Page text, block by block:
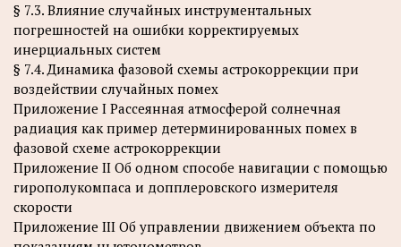
§ 7.3. Влияние случайных инструментальных
погрешностей на ошибки корректируемых
инерциальных систем
§ 7.4. Динамика фазовой схемы астрокоррекции при
воздействии случайных помех
Приложение I Рассеянная атмосферой солнечная
радиация как пример детерминированных помех в
фазовой схеме астрокоррекции
Приложение II Об одном способе навигации с помощью
гирополукомпаса и допплеровского измерителя
скорости
Приложение III Об управлении движением объекта по